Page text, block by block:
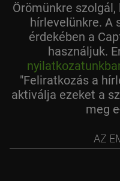
Örömünkre
hírlevelünkre. A
érdekében a
használjuk.
"Feliratkozás a
aktiválja ezeket a
meg
címed